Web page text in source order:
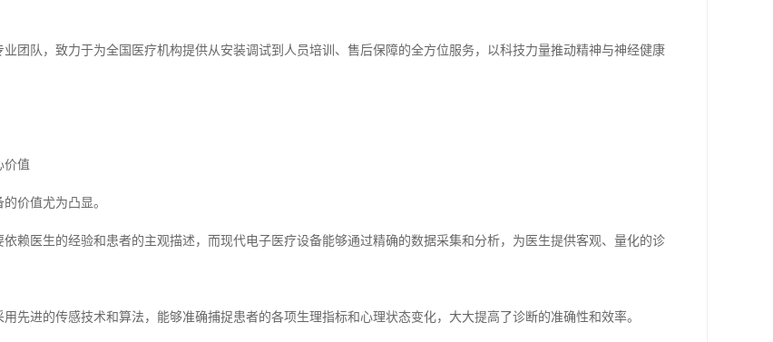
团队，致力于为全国医疗机构提供从安装调试到人员培训、售后保障的全方位服务，以科技力量推动精神与神经健康
价值
价值尤为凸显。
赖医生的经验和患者的主观描述，而现代电子医疗设备能够通过精确的数据采集和分析，为医生提供客观、量化的诊
先进的传感技术和算法，能够准确捕捉患者的各项生理指标和心理状态变化，大大提高了诊断的准确性和效率。